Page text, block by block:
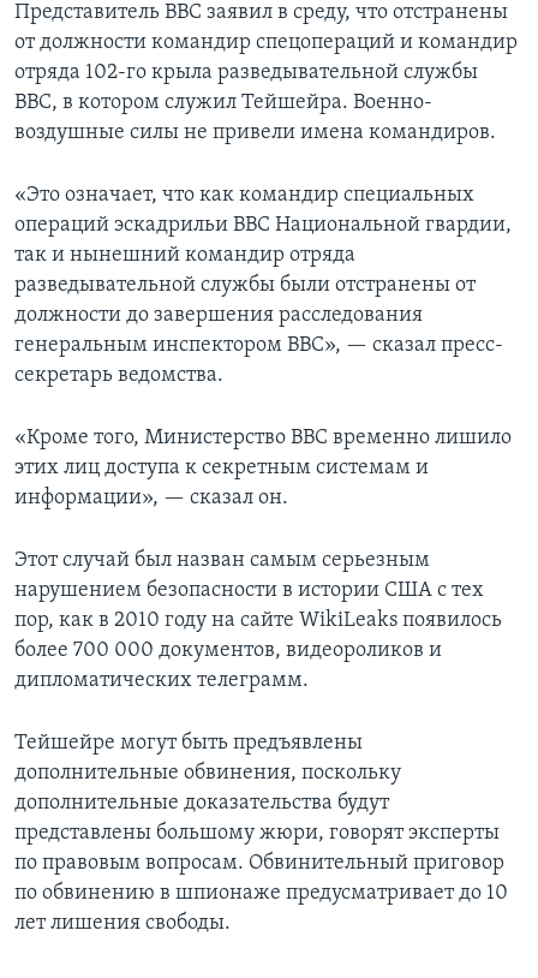
Представитель ВВС заявил в среду, что отстранены
от должности командир спецопераций и командир
отряда 102-го крыла разведывательной службы
ВВС, в котором служил Тейшейра. Военно-
воздушные силы не привели имена командиров.
«Это означает, что как командир специальных
операций эскадрильи ВВС Национальной гвардии,
так и нынешний командир отряда
разведывательной службы были отстранены от
должности до завершения расследования
генеральным инспектором ВВС», — сказал пресс-
секретарь ведомства.
«Кроме того, Министерство ВВС временно лишило
этих лиц доступа к секретным системам и
информации», — сказал он.
Этот случай был назван самым серьезным
нарушением безопасности в истории США с тех
пор, как в 2010 году на сайте WikiLeaks появилось
более 700 000 документов, видеороликов и
дипломатических телеграмм.
Тейшейре могут быть предъявлены
дополнительные обвинения, поскольку
дополнительные доказательства будут
представлены большому жюри, говорят эксперты
по правовым вопросам. Обвинительный приговор
по обвинению в шпионаже предусматривает до 10
лет лишения свободы.